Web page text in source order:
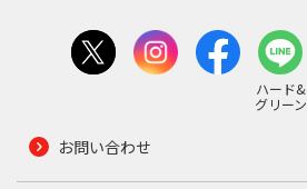
ハード&
グリーン
お問い合わせ